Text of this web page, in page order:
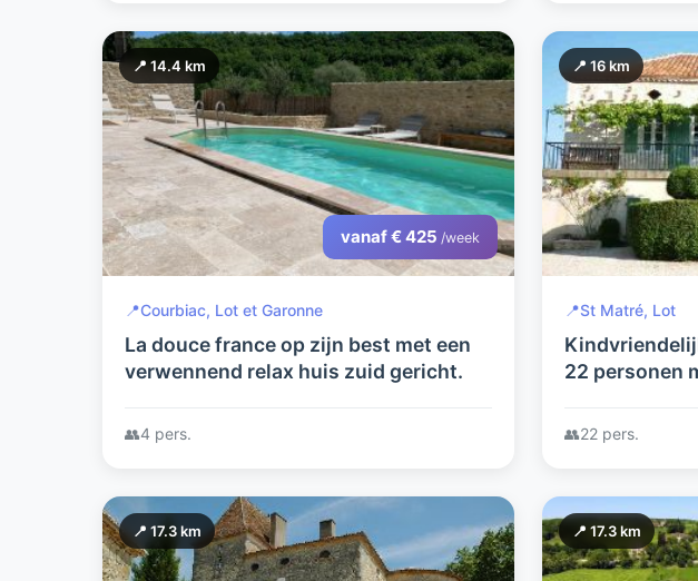
📍 14.4 km
vanaf € 425 /week
📍Courbiac, Lot et Garonne
La douce france op zijn best met een
verwennend relax huis zuid gericht.
👥4 pers.
📍 16 km
📍St Matré, Lot
22 personen
👥22 pers.
📍 17.3 km 📍 17.3 km